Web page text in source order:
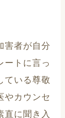
害者が自分
ートに言っ
ている尊敬
やカウンセ
直に聞き入